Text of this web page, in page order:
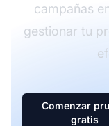
campañas
gestionar tu
Comenzar
gratis